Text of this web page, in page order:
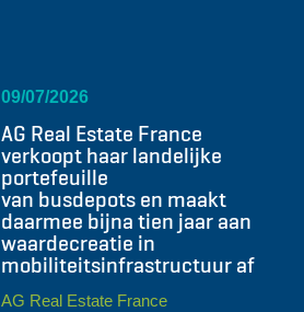
09/07/2026
AG Real Estate France
verkoopt haar landelijke
portefeuille
van busdepots en maakt
daarmee bijna tien jaar aan
waardecreatie in
mobiliteitsinfrastructuur af
AG Real Estate France